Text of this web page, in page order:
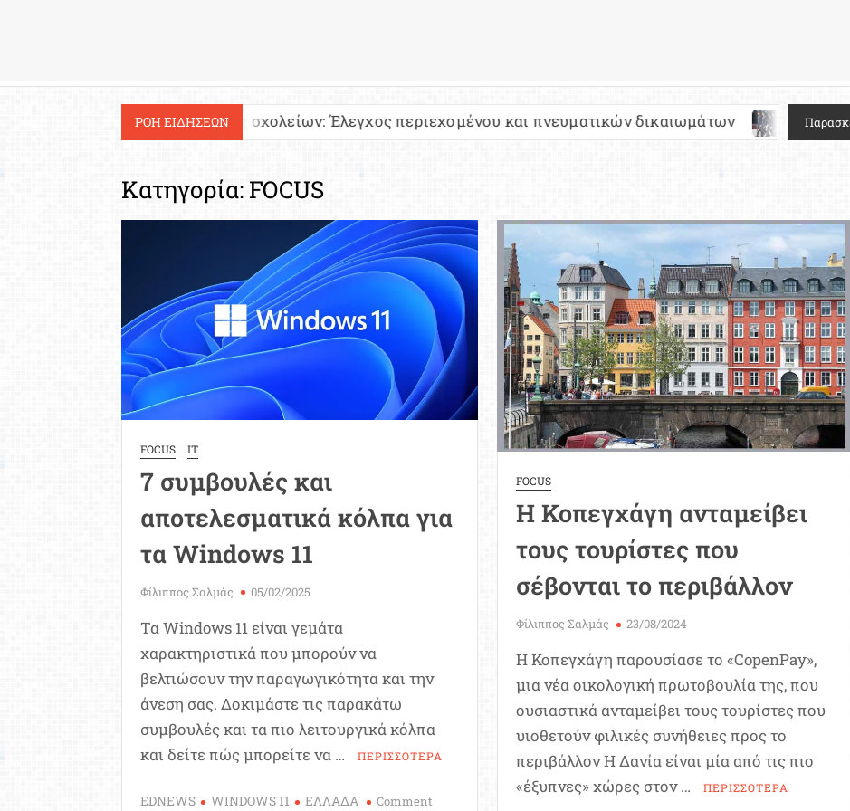
ΡΟΗ ΕΙΔΗΣΕΩΝ
Ιστοσελίδες σχολείων: Έλεγχος περιεχομένου και πνευματικών δικαιωμάτων Πανελλήνιες 2027: Τι
Κατηγορία: FOCUS
FOCUS IT
7 συμβουλές και
αποτελεσματικά κόλπα για
τα Windows 11
Φίλιππος Σαλμάς 05/02/2025
Τα Windows 11 είναι γεμάτα
χαρακτηριστικά που μπορούν να
βελτιώσουν την παραγωγικότητα και την
άνεση σας. Δοκιμάστε τις παρακάτω
συμβουλές και τα πιο λειτουργικά κόλπα
και δείτε πώς μπορείτε να …
ΠΕΡΙΣΣΟΤΕΡΑ
EDNEWS WINDOWS 11 ΕΛΛΑΔΑ Comment
FOCUS
Η Κοπεγχάγη ανταμείβει
τους τουρίστες που
σέβονται το περιβάλλον
Φίλιππος Σαλμάς 23/08/2024
Η Κοπεγχάγη παρουσίασε το «CopenPay»,
μια νέα οικολογική πρωτοβουλία της, που
ουσιαστικά ανταμείβει τους τουρίστες που
υιοθετούν φιλικές συνήθειες προς το
περιβάλλον Η Δανία είναι μία από τις πιο
«έξυπνες» χώρες στον …
ΠΕΡΙΣΣΟΤΕΡΑ